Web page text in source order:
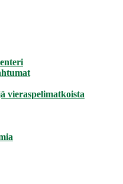
vieraspelimatkoista